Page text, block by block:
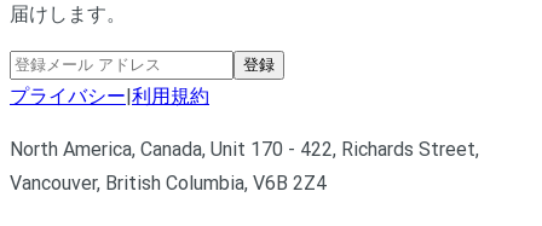
届けします。
登録
プライバシー|利用規約
North America, Canada, Unit 170 - 422, Richards Street,
Vancouver, British Columbia, V6B 2Z4